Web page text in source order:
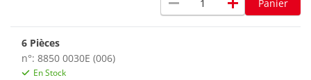
Panier
6 Pièces
n°: 8850 0030E (006)
En Stock